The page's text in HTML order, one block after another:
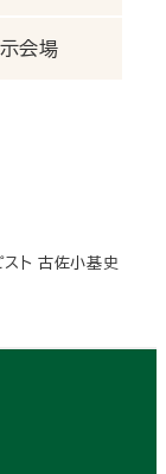
会場
ト 古佐小基史